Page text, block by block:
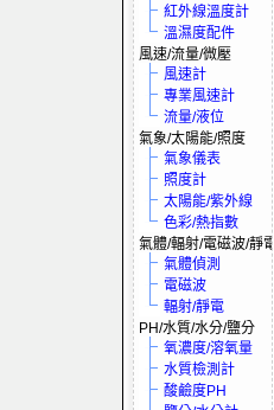
紅外線溫度計
溫濕度配件
風速/流量/微壓
風速計
專業風速計
流量/液位
氣象/太陽能/照度
氣象儀表
照度計
太陽能/紫外線
色彩/熱指數
氣體/輻射/電磁波/靜電
氣體偵測
電磁波
輻射/靜電
PH/水質/水分/鹽分
氧濃度/溶氧量
水質檢測計
酸鹼度PH